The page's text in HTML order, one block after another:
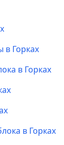
в Горках
в Горках
в Горках